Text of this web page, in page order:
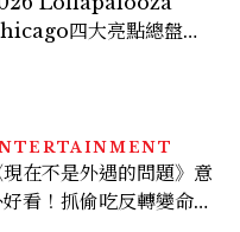
四大亮點總盤
現在不是外遇的問題》意
看！抓偷吃反轉變命